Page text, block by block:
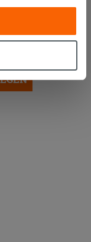
haben oder
mehr wissen
oder einigen
Schaltfläche
Wenn Sie auf